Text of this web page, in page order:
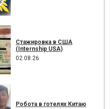
Стажировка в США
(Internship USA)
02.08.26
Робота в готелях Китаю